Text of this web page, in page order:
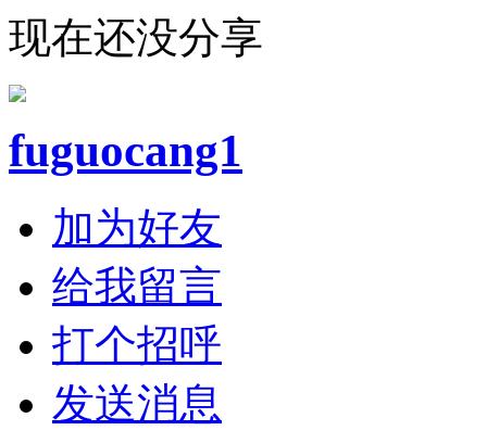
现在还没分享
fuguocang1
加为好友
给我留言
打个招呼
发送消息